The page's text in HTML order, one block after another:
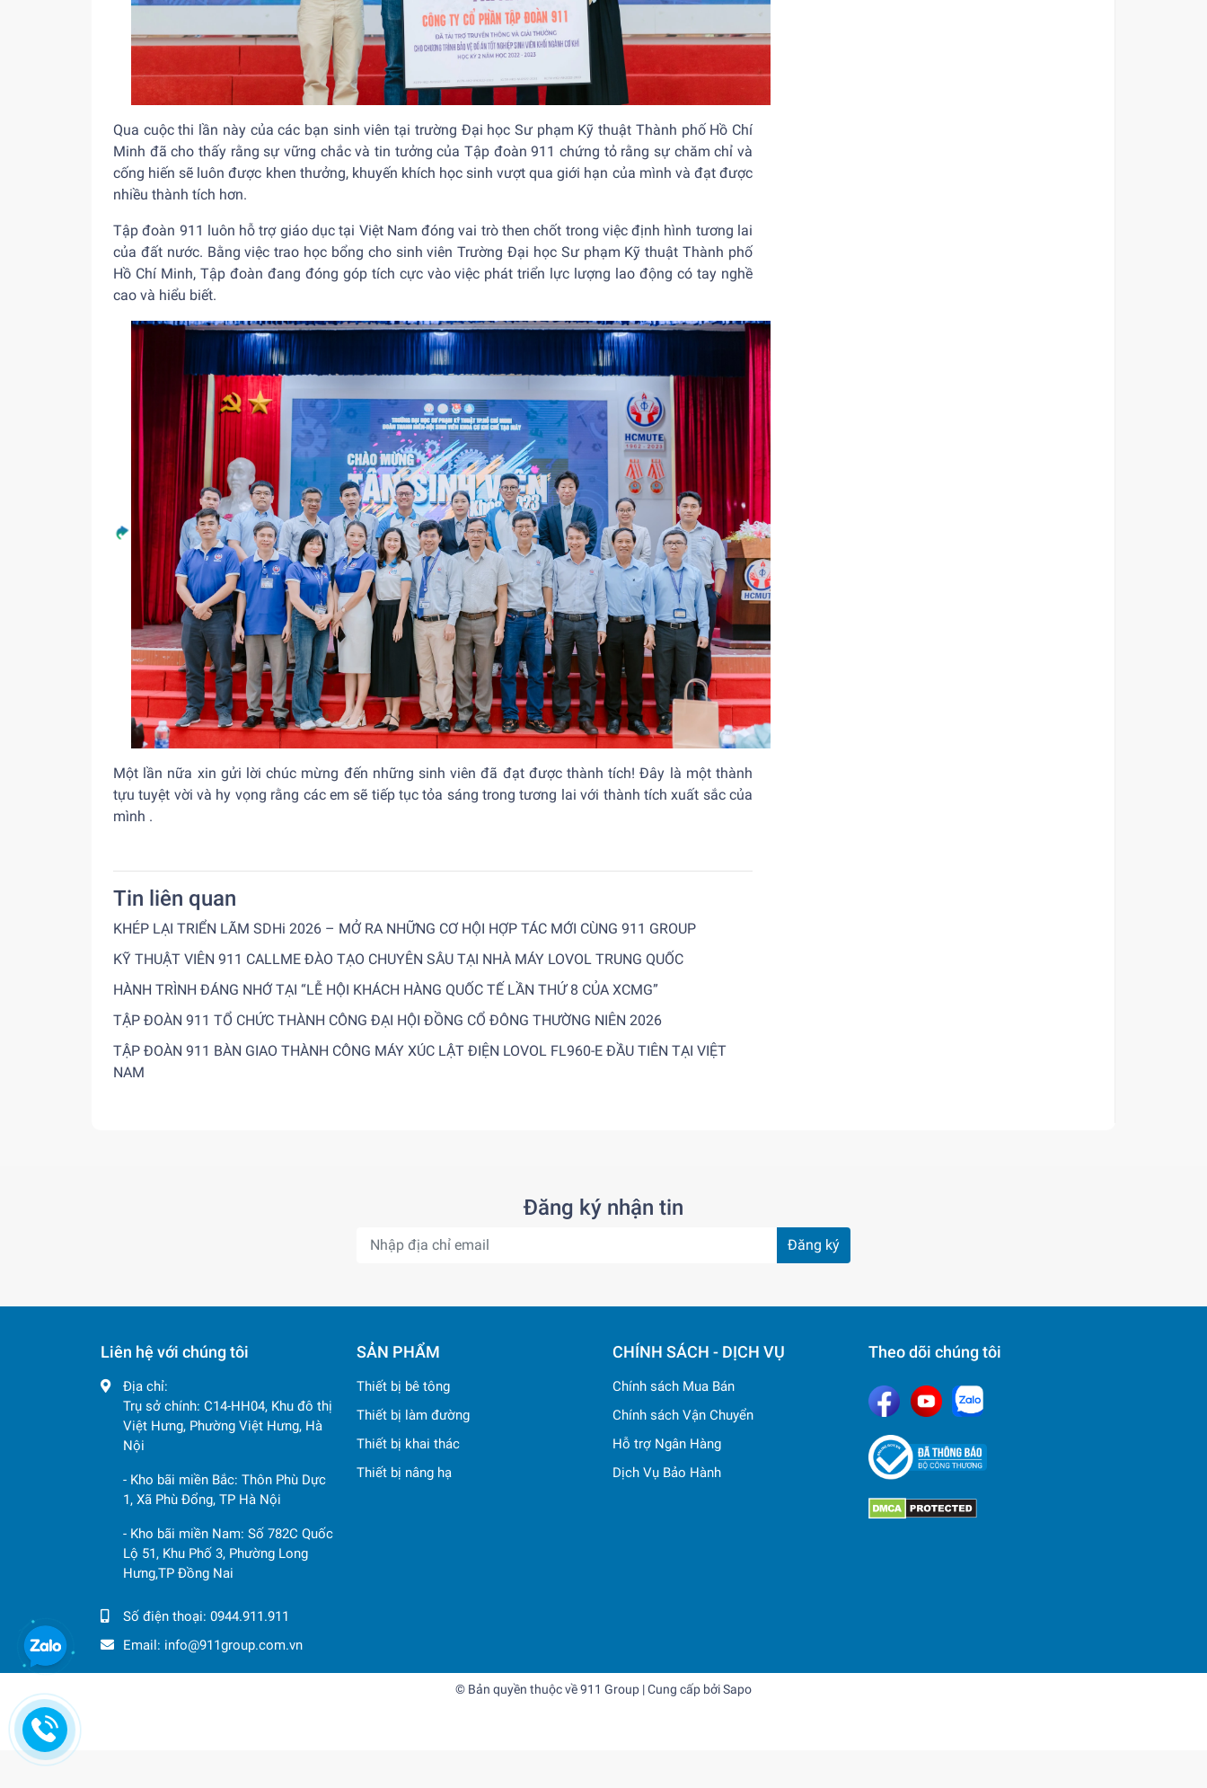
Qua cuộc thi lần này của các bạn sinh viên tại trường Đại học Sư phạm Kỹ thuật Thành phố Hồ Chí
Minh đã cho thấy rằng sự vững chắc và tin tưởng của Tập đoàn 911 chứng tỏ rằng sự chăm chỉ và
cống hiến sẽ luôn được khen thưởng, khuyến khích học sinh vượt qua giới hạn của mình và đạt được
nhiều thành tích hơn.
Tập đoàn 911 luôn hỗ trợ giáo dục tại Việt Nam đóng vai trò then chốt trong việc định hình tương lai
của đất nước. Bằng việc trao học bổng cho sinh viên Trường Đại học Sư phạm Kỹ thuật Thành phố
Hồ Chí Minh, Tập đoàn đang đóng góp tích cực vào việc phát triển lực lượng lao động có tay nghề
cao và hiểu biết.
Một lần nữa xin gửi lời chúc mừng đến những sinh viên đã đạt được thành tích! Đây là một thành
tựu tuyệt vời và hy vọng rằng các em sẽ tiếp tục tỏa sáng trong tương lai với thành tích xuất sắc của
mình .
Tin liên quan
KHÉP LẠI TRIỂN LÃM SDHi 2026 – MỞ RA NHỮNG CƠ HỘI HỢP TÁC MỚI CÙNG 911 GROUP
KỸ THUẬT VIÊN 911 CALLME ĐÀO TẠO CHUYÊN SÂU TẠI NHÀ MÁY LOVOL TRUNG QUỐC
HÀNH TRÌNH ĐÁNG NHỚ TẠI “LỄ HỘI KHÁCH HÀNG QUỐC TẾ LẦN THỨ 8 CỦA XCMG”
TẬP ĐOÀN 911 TỔ CHỨC THÀNH CÔNG ĐẠI HỘI ĐỒNG CỔ ĐÔNG THƯỜNG NIÊN 2026
TẬP ĐOÀN 911 BÀN GIAO THÀNH CÔNG MÁY XÚC LẬT ĐIỆN LOVOL FL960-E ĐẦU TIÊN TẠI VIỆT
NAM
Đăng ký nhận tin
Đăng ký
Liên hệ với chúng tôi
Địa chỉ:
Trụ sở chính: C14-HH04, Khu đô thị
Việt Hưng, Phường Việt Hưng, Hà
Nội
- Kho bãi miền Bắc: Thôn Phù Dực
1, Xã Phù Đổng, TP Hà Nội
- Kho bãi miền Nam: Số 782C Quốc
Lộ 51, Khu Phố 3, Phường Long
Hưng,TP Đồng Nai
Số điện thoại: 0944.911.911
Email: info@911group.com.vn
SẢN PHẨM
Thiết bị bê tông
Thiết bị làm đường
Thiết bị khai thác
Thiết bị nâng hạ
CHÍNH SÁCH - DỊCH VỤ
Chính sách Mua Bán
Chính sách Vận Chuyển
Hỗ trợ Ngân Hàng
Dịch Vụ Bảo Hành
Theo dõi chúng tôi
© Bản quyền thuộc về911 Group | Cung cấp bởiSapo